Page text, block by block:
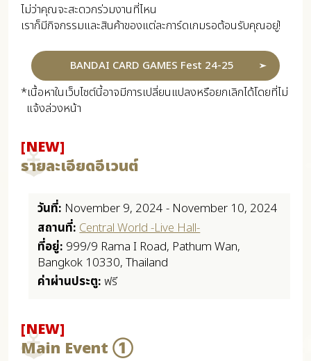
ไม่ว่าคุณจะสะดวกร่วมงานที่ไหน
เราก็มีกิจกรรมและสินค้าของแต่ละการ์ดเกมรอต้อนรับคุณอยู่!
BANDAI CARD GAMES Fest 24-25
*เนื้อหาในเว็บไซต์นี้อาจมีการเปลี่ยนแปลงหรือยกเลิกได้โดยที่ไม่
แจ้งล่วงหน้า
[NEW]
รายละเอียดอีเวนต์
วันที่: November 9, 2024 - November 10, 2024
สถานที่:Central World -Live Hall-
ที่อยู่: 999/9 Rama I Road, Pathum Wan,
Bangkok 10330, Thailand
ค่าผ่านประตู:ฟรี
[NEW]
Main Event ①